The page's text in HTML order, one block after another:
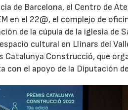
de Barcelona, el Centro de
en el 22@, el complejo de
de la cúpula de la iglesia de
cultural en Llinars del
Catalunya Construcció, que
con el apoyo de la Diputación